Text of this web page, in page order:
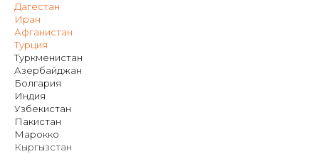
Дагестан
Иран
Афганистан
Турция
Туркменистан
Азербайджан
Болгария
Индия
Узбекистан
Пакистан
Марокко
Кыргызстан